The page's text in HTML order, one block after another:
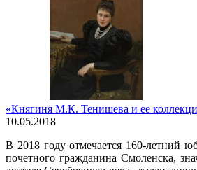
«Княгиня М.К. Тенишева и ее
10.05.2018
В 2018 году отмечается 160-летний
почетного гражданина Смоленска,